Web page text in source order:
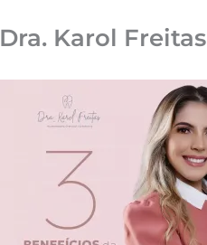
Dra. Karol Freitas